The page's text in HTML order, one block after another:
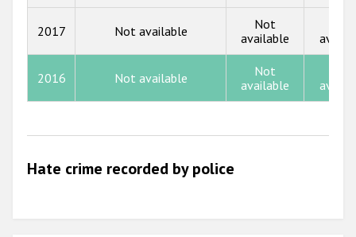
2013
2012
2011
2009
2017 Not available
Not
available
2016 Not available
Not
available
Hate crime recorded by police